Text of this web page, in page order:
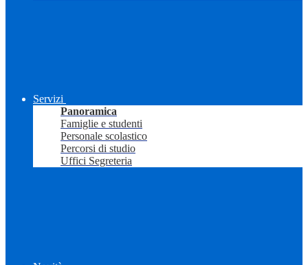
Servizi
Panoramica
Famiglie e studenti
Personale scolastico
Percorsi di studio
Uffici Segreteria